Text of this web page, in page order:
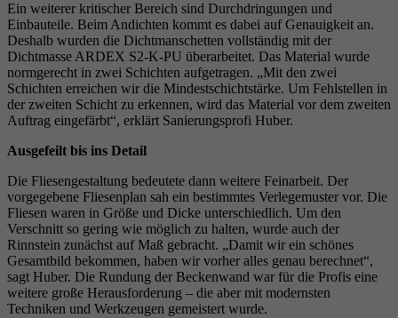
Ein weiterer kritischer Bereich sind Durchdringungen und
Einbauteile. Beim Andichten kommt es dabei auf Genauigkeit an.
Deshalb wurden die Dichtmanschetten vollständig mit der
Dichtmasse ARDEX S2-K-PU überarbeitet. Das Material wurde
normgerecht in zwei Schichten aufgetragen. „Mit den zwei
Schichten erreichen wir die Mindestschichtstärke. Um Fehlstellen in
der zweiten Schicht zu erkennen, wird das Material vor dem zweiten
Auftrag eingefärbt“, erklärt Sanierungsprofi Huber.
Ausgefeilt bis ins Detail
Die Fliesengestaltung bedeutete dann weitere Feinarbeit. Der
vorgegebene Fliesenplan sah ein bestimmtes Verlegemuster vor. Die
Fliesen waren in Größe und Dicke unterschiedlich. Um den
Verschnitt so gering wie möglich zu halten, wurde auch der
Rinnstein zunächst auf Maß gebracht. „Damit wir ein schönes
Gesamtbild bekommen, haben wir vorher alles genau berechnet“,
sagt Huber. Die Rundung der Beckenwand war für die Profis eine
weitere große Herausforderung – die aber mit modernsten
Techniken und Werkzeugen gemeistert wurde.